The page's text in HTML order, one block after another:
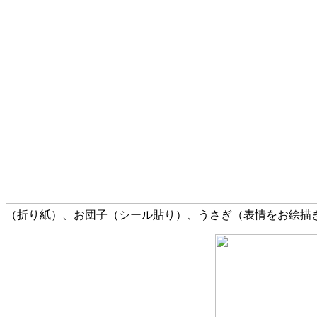
（折り紙）、お団子（シール貼り）、うさぎ（表情をお絵